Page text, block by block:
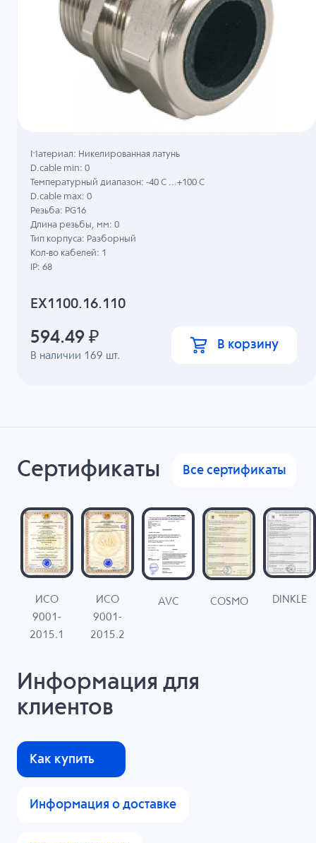
EX1100.16.110
В наличии 169 шт.
Материал: Никелированная латунь
D.cable min: 0
Температурный диапазон: -40 C ...+100 C
D.cable max: 0
Резьба: PG16
Длина резьбы, мм: 0
Тип корпуса: Разборный
Кол-во кабелей: 1
IP: 68
594.49 ₽ В корзину
Сертификаты Все сертификаты
ИСО
9001-
2015.1
ИСО
9001-
2015.2
AVC COSMO DINKLE
Информация для
клиентов
Как купить
Информация о доставке